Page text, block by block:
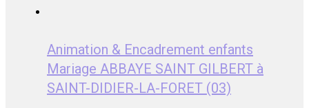
Animation & Encadrement enfants
Mariage ABBAYE SAINT GILBERT à
SAINT-DIDIER-LA-FORET (03)